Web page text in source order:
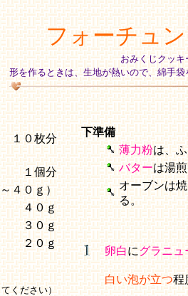
フォーチュ
おみくじクッキ
形を作るときは、生地が熱いので、綿手
１０枚分
１個分
４０ｇ）
４０ｇ
３０ｇ
２０ｇ
ださい）
下準備
薄力粉は、
バターは湯
オーブンは
る。
卵白にグラニュ
白い泡が立つ程